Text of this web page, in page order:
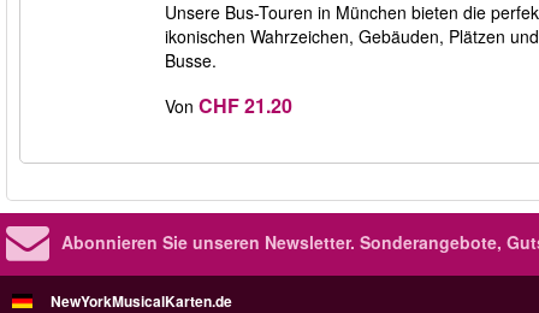
Unsere Bus-Touren in München bieten die
ikonischen Wahrzeichen, Gebäuden, Plätzen
Busse.
Von CHF 21.20
Abonnieren Sie unseren Newsletter. Sonderangebote,
NewYorkMusicalKarten.de